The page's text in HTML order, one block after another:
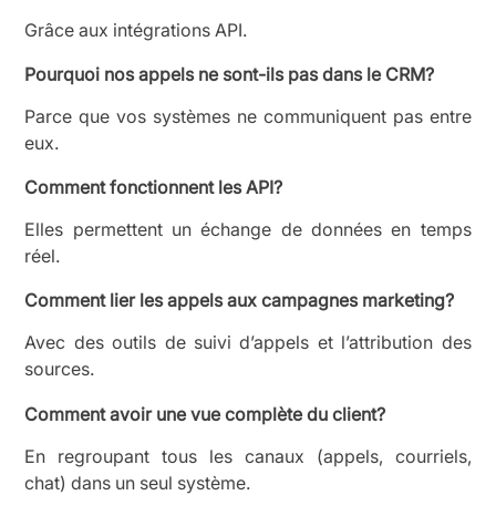
Grâce aux intégrations API.
Pourquoi nos appels ne sont-ils pas dans le CRM?
Parce que vos systèmes ne communiquent pas entre
eux.
Comment fonctionnent les API?
Elles permettent un échange de données en temps
réel.
Comment lier les appels aux campagnes marketing?
Avec des outils de suivi d’appels et l’attribution des
sources.
Comment avoir une vue complète du client?
En regroupant tous les canaux (appels, courriels,
chat) dans un seul système.